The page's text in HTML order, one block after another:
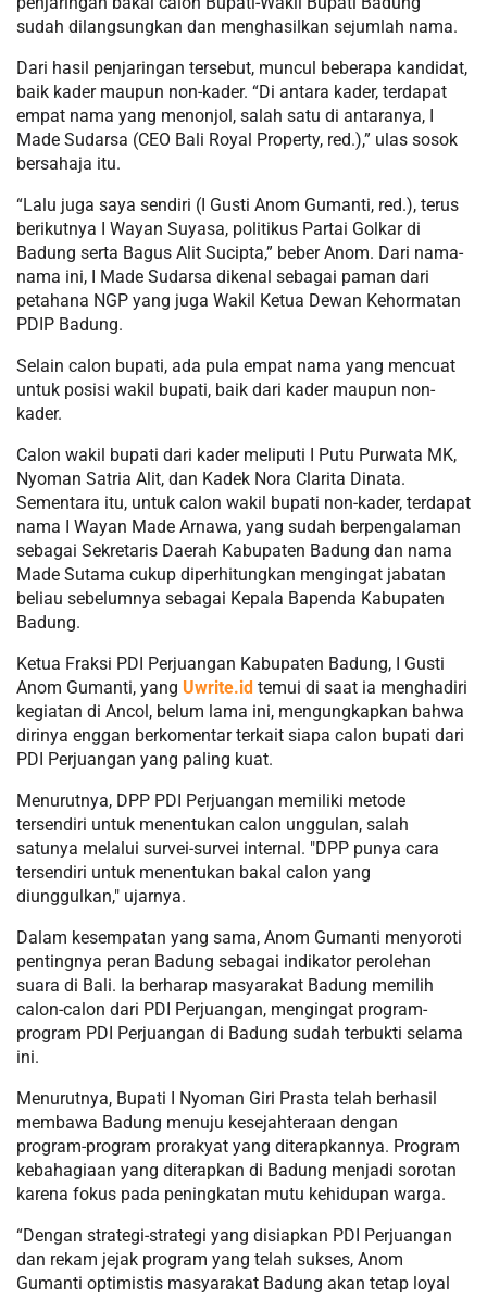
sudah dilangsungkan dan menghasilkan sejumlah nama.
Dari hasil penjaringan tersebut, muncul beberapa kandidat,
baik kader maupun non-kader. “Di antara kader, terdapat
empat nama yang menonjol, salah satu di antaranya, I
Made Sudarsa (CEO Bali Royal Property, red.),” ulas sosok
bersahaja itu.
“Lalu juga saya sendiri (I Gusti Anom Gumanti, red.), terus
berikutnya I Wayan Suyasa, politikus Partai Golkar di
Badung serta Bagus Alit Sucipta,” beber Anom. Dari nama-
nama ini, I Made Sudarsa dikenal sebagai paman dari
petahana NGP yang juga Wakil Ketua Dewan Kehormatan
PDIP Badung.
Selain calon bupati, ada pula empat nama yang mencuat
untuk posisi wakil bupati, baik dari kader maupun non-
kader.
Calon wakil bupati dari kader meliputi I Putu Purwata MK,
Nyoman Satria Alit, dan Kadek Nora Clarita Dinata.
Sementara itu, untuk calon wakil bupati non-kader, terdapat
nama I Wayan Made Arnawa, yang sudah berpengalaman
sebagai Sekretaris Daerah Kabupaten Badung dan nama
Made Sutama cukup diperhitungkan mengingat jabatan
beliau sebelumnya sebagai Kepala Bapenda Kabupaten
Badung.
Ketua Fraksi PDI Perjuangan Kabupaten Badung, I Gusti
Anom Gumanti, yang Uwrite.id temui di saat ia menghadiri
kegiatan di Ancol, belum lama ini, mengungkapkan bahwa
dirinya enggan berkomentar terkait siapa calon bupati dari
PDI Perjuangan yang paling kuat.
Menurutnya, DPP PDI Perjuangan memiliki metode
tersendiri untuk menentukan calon unggulan, salah
satunya melalui survei-survei internal. "DPP punya cara
tersendiri untuk menentukan bakal calon yang
diunggulkan," ujarnya.
Dalam kesempatan yang sama, Anom Gumanti menyoroti
pentingnya peran Badung sebagai indikator perolehan
suara di Bali. Ia berharap masyarakat Badung memilih
calon-calon dari PDI Perjuangan, mengingat program-
program PDI Perjuangan di Badung sudah terbukti selama
ini.
Menurutnya, Bupati I Nyoman Giri Prasta telah berhasil
membawa Badung menuju kesejahteraan dengan
program-program prorakyat yang diterapkannya. Program
kebahagiaan yang diterapkan di Badung menjadi sorotan
karena fokus pada peningkatan mutu kehidupan warga.
“Dengan strategi-strategi yang disiapkan PDI Perjuangan
dan rekam jejak program yang telah sukses, Anom
Gumanti optimistis masyarakat Badung akan tetap loyal